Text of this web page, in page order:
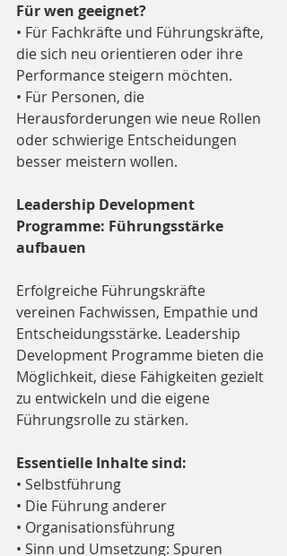
Für wen geeignet?
• Für Fachkräfte und Führungskräfte,
die sich neu orientieren oder ihre
Performance steigern möchten.
• Für Personen, die
Herausforderungen wie neue Rollen
oder schwierige Entscheidungen
besser meistern wollen.
Leadership Development
Programme: Führungsstärke
aufbauen
Erfolgreiche Führungskräfte
vereinen Fachwissen, Empathie und
Entscheidungsstärke. Leadership
Development Programme bieten die
Möglichkeit, diese Fähigkeiten gezielt
zu entwickeln und die eigene
Führungsrolle zu stärken.
Essentielle Inhalte sind:
• Selbstführung
• Die Führung anderer
• Organisationsführung
• Sinn und Umsetzung: Spuren